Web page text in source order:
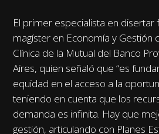
El primer especialista en disertar
magíster en Economía y Gestión
Clínica de la Mutual del Banco
Aires, quien señaló que “es
equidad en el acceso a la
teniendo en cuenta que los
demanda es infinita. Hay que
gestión, articulando con Planes